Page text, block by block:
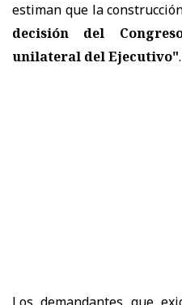
estiman que la
decisión del
unilateral del Ejecutivo".